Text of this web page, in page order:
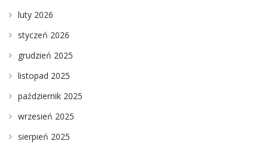
luty 2026
styczeń 2026
grudzień 2025
listopad 2025
październik 2025
wrzesień 2025
sierpień 2025